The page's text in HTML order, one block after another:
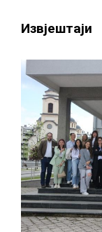
Извјештаји